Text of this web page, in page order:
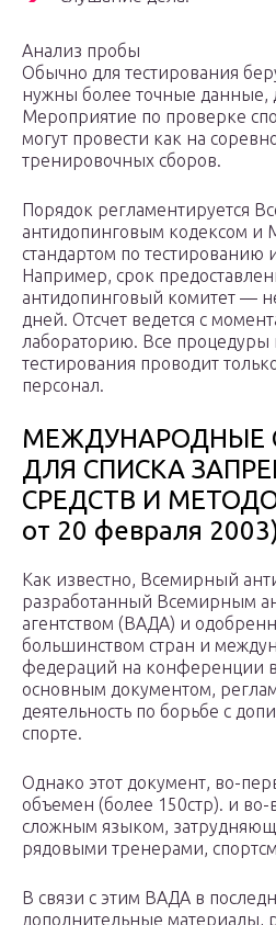
Анализ пробы
Обычно для тестирования
нужны более точные данные,
Мероприятие по проверке
могут провести как на
тренировочных сборов.
Порядок регламентируется
антидопинговым кодексом
стандартом по тестированию
Например, срок
антидопинговый комитет —
дней. Отсчет ведется с
лабораторию. Все процедуры
тестирования проводит
персонал.
МЕЖДУНАРОДНЫЕ
ДЛЯ СПИСКА
СРЕДСТВ И
от 20 февраля
Как известно, Всемирный
разрабо­танный Всемирным
агентством (ВАДА) и
большинством стран и
федераций на конференции в
основным документом,
деятельность по борьбе с
спорте.
Однако этот документ, во-
объемен (более 150стр). и во-
сложным языком,
рядовыми тренерами,
В связи с этим ВАДА в
дополни­тельные материалы,